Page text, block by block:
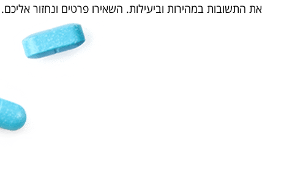
את התשובות במהירות וביעילות. השאירו פרטים ונחזור אליכם.